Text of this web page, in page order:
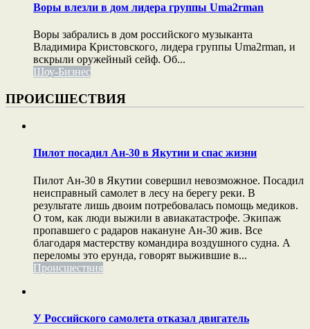
Воры влезли в дом лидера группы Uma2rman
Воры забрались в дом российского музыканта
Владимира Кристовского, лидера группы Uma2rman, и
вскрыли оружейный сейф. Об...
Шоу-Бизнес
ПРОИСШЕСТВИЯ
Пилот посадил Ан-30 в Якутии и спас жизни
Пилот Ан-30 в Якутии совершил невозможное. Посадил
неисправный самолет в лесу на берегу реки. В
результате лишь двоим потребовалась помощь медиков.
О том, как люди выжили в авиакатастрофе. Экипаж
пропавшего с радаров накануне Ан-30 жив. Все
благодаря мастерству командира воздушного судна. А
переломы это ерунда, говорят выжившие в...
Происшествия
У Российского самолета отказал двигатель